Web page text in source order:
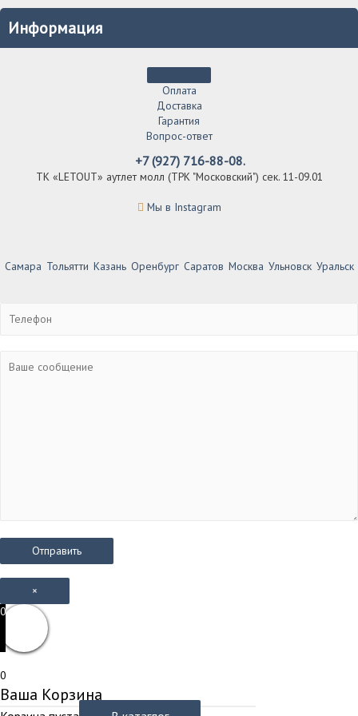
Информация
Оплата
Доставка
Гарантия
Вопрос-ответ
+7 (927) 716-88-08.
ТК «LETOUT» аутлет молл (ТРК "Московский") сек. 11-09.01
Мы в Instagram
Самара Тольятти Казань Оренбург Саратов Москва Ульновск Уральск
×
0
0
Ваша Корзина